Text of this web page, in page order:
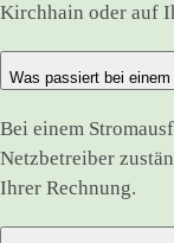
Kirchhain oder auf
Was passiert bei
Bei einem
Netzbetreiber
Ihrer Rechnung.